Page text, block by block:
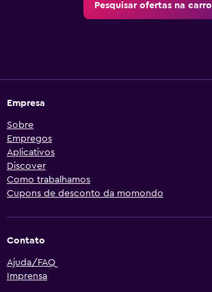
Pesquisar ofertas na carro
Empresa
Sobre
Empregos
Aplicativos
Discover
Como trabalhamos
Cupons de desconto da momondo
Contato
Ajuda/FAQ
Imprensa